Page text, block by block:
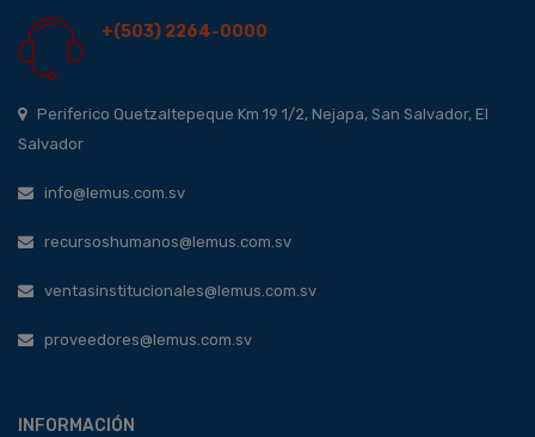
+(503) 2264-0000
Periferico Quetzaltepeque Km 19 1/2, Nejapa, San Salvador, El
Salvador
info@lemus.com.sv
recursoshumanos@lemus.com.sv
ventasinstitucionales@lemus.com.sv
proveedores@lemus.com.sv
INFORMACIÓN